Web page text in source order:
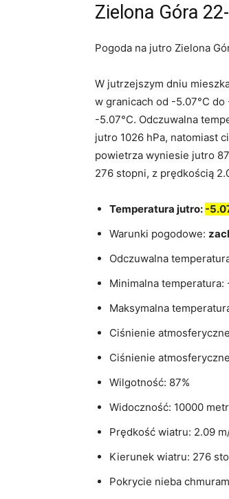
Zielona Góra
Pogoda na jutro Zielona
W jutrzejszym dniu
w granicach od -5.07°C
-5.07°C. Odczuwalna
jutro 1026 hPa, natomiast
powietrza wyniesie jutro
276 stopni, z prędkością
Temperatura jutro: -
Warunki pogodowe:
Odczuwalna
Minimalna temperatura:
Maksymalna
Ciśnienie
Ciśnienie
Wilgotność: 87%
Widoczność: 10000
Prędkość wiatru: 2.09
Kierunek wiatru: 276
Pokrycie nieba